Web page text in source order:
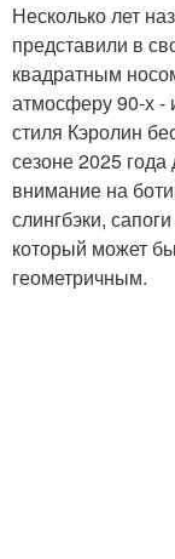
Несколько лет
представили в
квадратным
атмосферу 90-х -
стиля Кэролин
сезоне 2025
внимание на
слингбэки,
который может
геометричным.